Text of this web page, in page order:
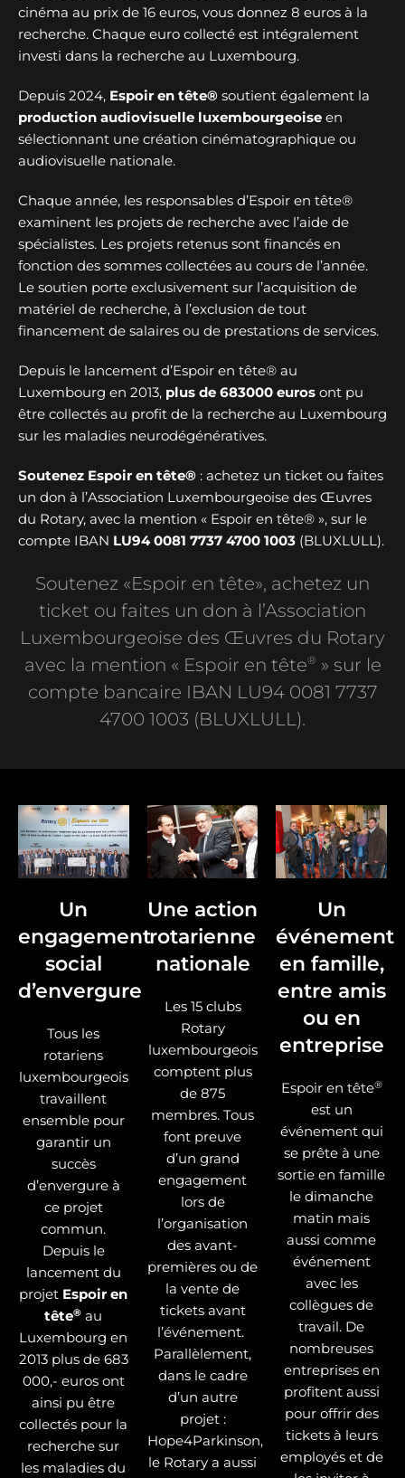
cinéma au prix de 16 euros, vous donnez 8 euros à la
recherche. Chaque euro collecté est intégralement
investi dans la recherche au Luxembourg.
Depuis 2024, Espoir en tête® soutient également la
production audiovisuelle luxembourgeoise en
sélectionnant une création cinématographique ou
audiovisuelle nationale.
Chaque année, les responsables d’Espoir en tête®
examinent les projets de recherche avec l’aide de
spécialistes. Les projets retenus sont financés en
fonction des sommes collectées au cours de l’année.
Le soutien porte exclusivement sur l’acquisition de
matériel de recherche, à l’exclusion de tout
financement de salaires ou de prestations de services.
Depuis le lancement d’Espoir en tête® au
Luxembourg en 2013, plus de 683000 euros ont pu
être collectés au profit de la recherche au Luxembourg
sur les maladies neurodégénératives.
Soutenez Espoir en tête® : achetez un ticket ou faites
un don à l’Association Luxembourgeoise des Œuvres
du Rotary, avec la mention « Espoir en tête® », sur le
compte IBAN LU94 0081 7737 4700 1003 (BLUXLULL).
Soutenez «Espoir en tête», achetez un
ticket ou faites un don à l’Association
Luxembourgeoise des Œuvres du Rotary
avec la mention « Espoir en tête® » sur le
compte bancaire IBAN LU94 0081 7737
4700 1003 (BLUXLULL).
Un
engagement
social
d’envergure
Tous les
rotariens
luxembourgeois
travaillent
ensemble pour
garantir un
succès
d’envergure à
ce projet
commun.
Depuis le
lancement du
projet Espoir en
tête® au
Luxembourg en
2013 plus de 683
000,- euros ont
ainsi pu être
collectés pour la
recherche sur
les maladies du
Une action
rotarienne
nationale
Les 15 clubs
Rotary
luxembourgeois
comptent plus
de 875
membres. Tous
font preuve
d’un grand
engagement
lors de
l’organisation
des avant-
premières ou de
la vente de
tickets avant
l’événement.
Parallèlement,
dans le cadre
d’un autre
projet :
Hope4Parkinson,
le Rotary a aussi
Un
événement
en famille,
entre amis
ou en
entreprise
Espoir en tête®
est un
événement qui
se prête à une
sortie en famille
le dimanche
matin mais
aussi comme
événement
avec les
collègues de
travail. De
nombreuses
entreprises en
profitent aussi
pour offrir des
tickets à leurs
employés et de